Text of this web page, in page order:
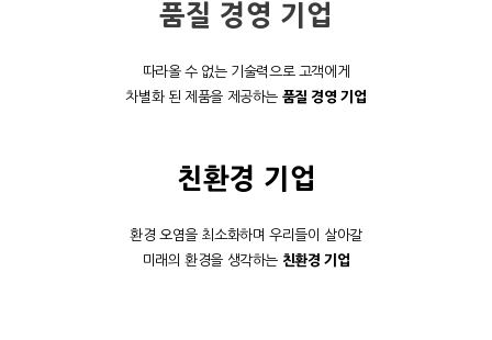
품질 경영 기업
따라올 수 없는 기술력으로 고객에게
차별화 된 제품을 제공하는 품질 경영 기업
친환경 기업
환경 오염을 최소화하며 우리들이 살아갈
미래의 환경을 생각하는 친환경 기업